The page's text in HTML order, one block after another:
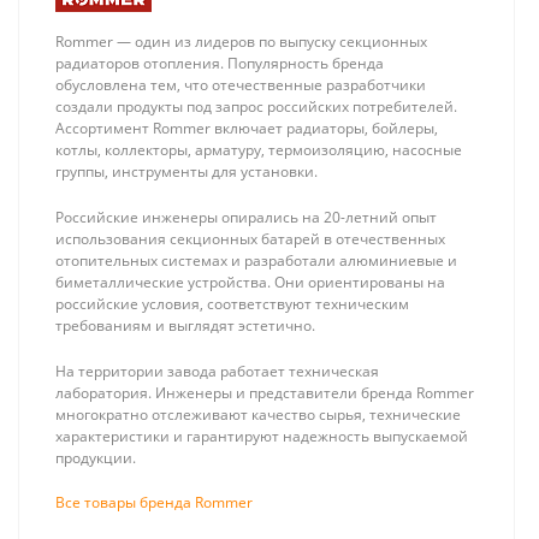
Stout Труба
16 х 2.0 (метражом, в
бухте 200м)
138 ₽
напольный из
нерж. стали AISI
304 (объем
бака 200л,
змеевик: 1.1 м2,
81 600 ₽
Rommer — один из лидеров по выпуску секционных
радиаторов отопления. Популярность бренда
обусловлена тем, что отечественные разработчики
создали продукты под запрос российских потребителей.
Ассортимент Rommer включает радиаторы, бойлеры,
котлы, коллекторы, арматуру, термоизоляцию, насосные
группы, инструменты для установки.
Российские инженеры опирались на 20-летний опыт
использования секционных батарей в отечественных
отопительных системах и разработали алюминиевые и
биметаллические устройства. Они ориентированы на
российские условия, соответствуют техническим
требованиям и выглядят эстетично.
На территории завода работает техническая
лаборатория. Инженеры и представители бренда Rommer
многократно отслеживают качество сырья, технические
характеристики и гарантируют надежность выпускаемой
продукции.
Все товары бренда Rommer